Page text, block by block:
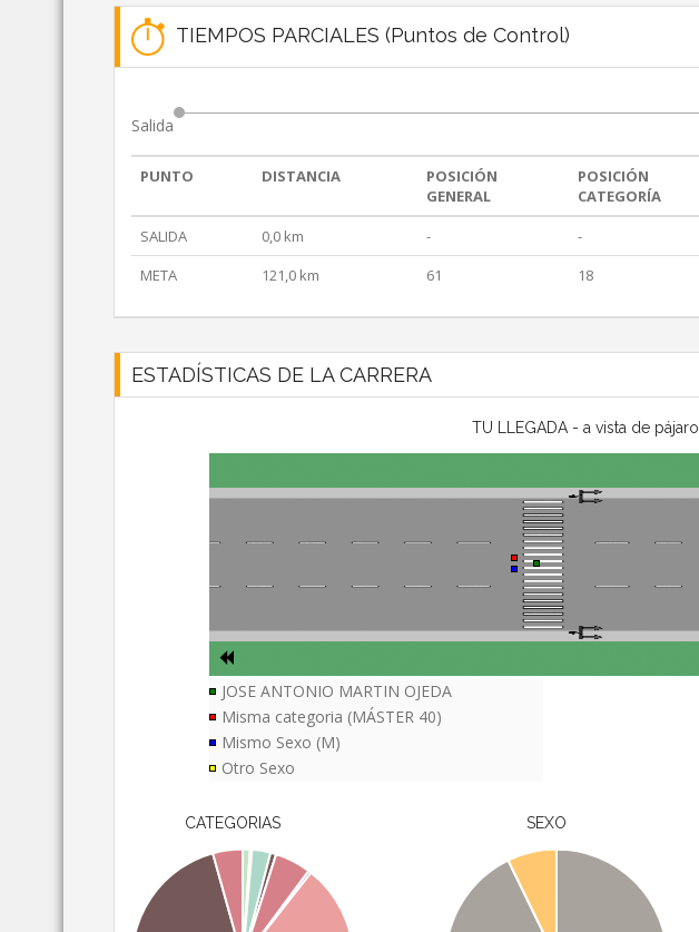
TIEMPOS PARCIALES (Puntos de Control)
Salida
PUNTO DISTANCIA
POSICIÓN
GENERAL
POSICIÓN
CATEGORÍA
SALIDA 0,0 km - -
META
121,0 km 61 18
ESTADÍSTICAS DE LA CARRERA
TU LLEGADA - a vista de pájaro
JOSE ANTONIO MARTIN OJEDA
Misma categoria (MÁSTER 40)
Mismo Sexo (M)
Otro Sexo
CATEGORIAS SEXO